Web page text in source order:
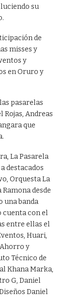
su
de
misses y
y
en Oruro y
pasarelas
Rojas, Andreas
que
La Pasarela
destacados
Orquesta La
desde
una banda
cuenta con el
entre ellas el
Huari,
y
Técnico de
Khana Marka,
G, Daniel
Daniel